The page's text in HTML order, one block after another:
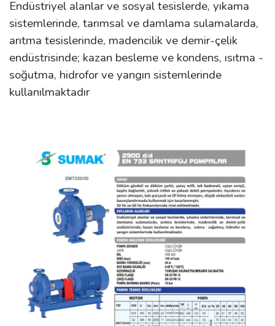
Endüstriyel alanlar ve sosyal tesislerde, yıkama
sistemlerinde, tarımsal ve damlama sulamalarda,
arıtma tesislerinde, madencilik ve demir-çelik
endüstrisinde; kazan besleme ve kondens, ısıtma -
soğutma, hidrofor ve yangın sistemlerinde
kullanılmaktadır